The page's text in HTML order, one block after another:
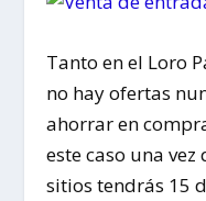
Tanto en el Loro
no hay ofertas
ahorrar en
este caso una
sitios tendrás 15